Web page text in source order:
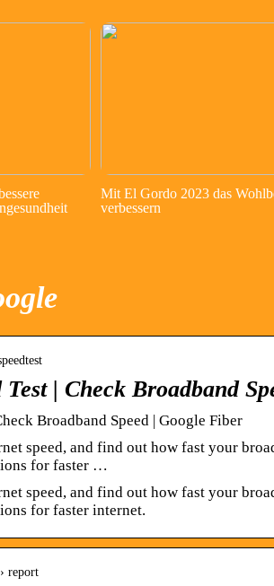
Mit El Gordo 2023 das
verbessern
Test | Check Broadband
Broadband Speed | Google Fiber
speed, and find out how fast your
for faster …
speed, and find out how fast your
for faster internet.
report